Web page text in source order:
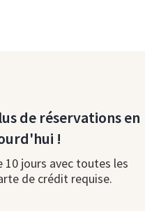
de réservations en
!
jours avec toutes les
de crédit requise.